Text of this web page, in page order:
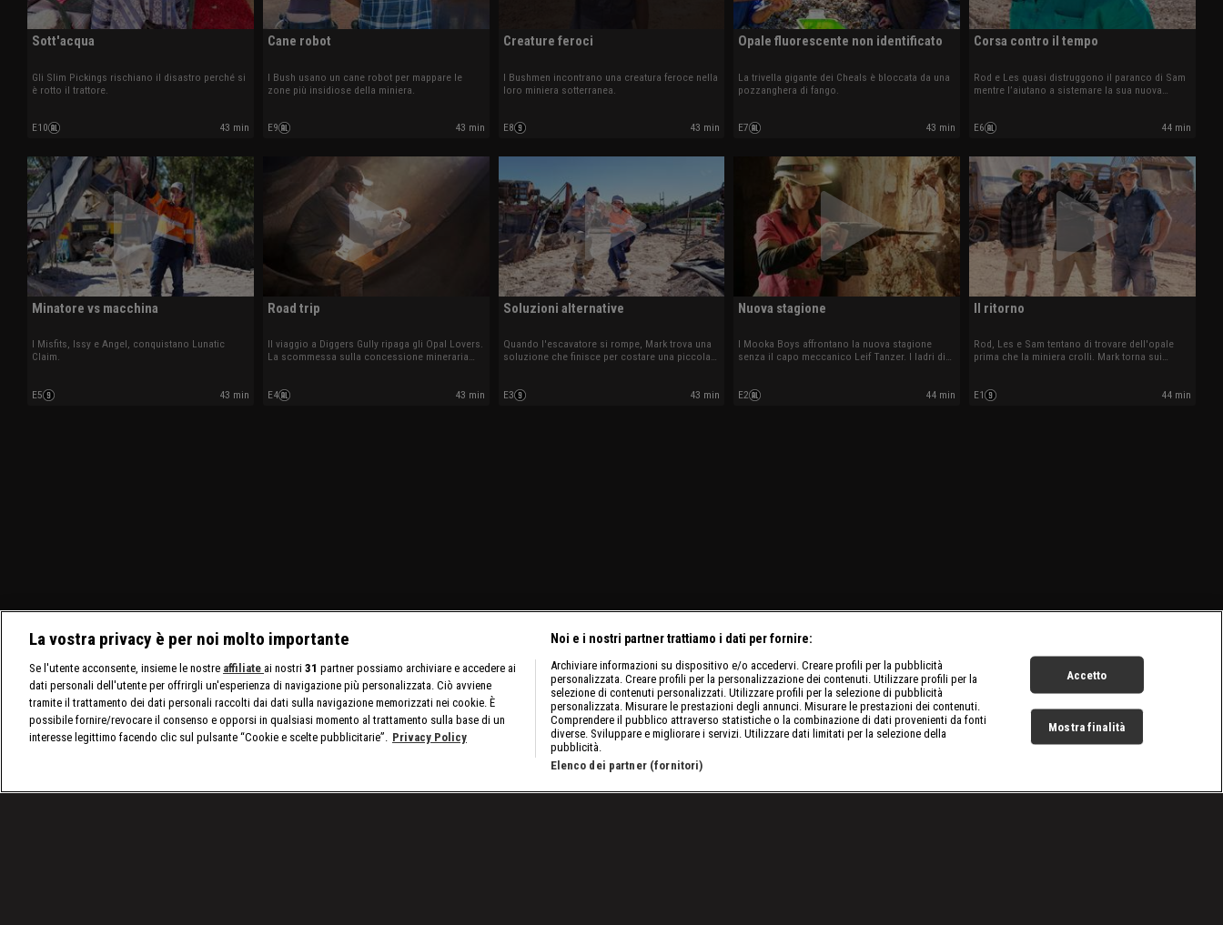
Sott'acqua
Gli Slim Pickings rischiano il disastro perché si
è rotto il trattore.
E10 43 min
Cane robot
I Bush usano un cane robot per mappare le
zone più insidiose della miniera.
E9 43 min
Creature feroci
I Bushmen incontrano una creatura feroce nella
loro miniera sotterranea.
E8 43 min
Opale fluorescente non identificato
La trivella gigante dei Cheals è bloccata da una
pozzanghera di fango.
E7 43 min
Corsa contro il tempo
Rod e Les quasi distruggono il paranco di Sam
mentre l’aiutano a sistemare la sua nuova
E6
44 min
Minatore vs macchina
I Misfits, Issy e Angel, conquistano Lunatic
Claim.
E5 43 min
Road trip
Il viaggio a Diggers Gully ripaga gli Opal Lovers.
La scommessa sulla concessione mineraria
E4
43 min
Soluzioni alternative
Quando l'escavatore si rompe, Mark trova una
soluzione che finisce per costare una piccola
E3
43 min
Nuova stagione
I Mooka Boys affrontano la nuova stagione
senza il capo meccanico Leif Tanzer. I ladri di
E2
44 min
Il ritorno
Rod, Les e Sam tentano di trovare dell'opale
prima che la miniera crolli. Mark torna sui
E1
44 min
La vostra privacy è per noi molto importante
Se l'utente acconsente, insieme le nostre affiliate ai nostri 31 partner possiamo archiviare e accedere ai
dati personali dell'utente per offrirgli un'esperienza di navigazione più personalizzata. Ciò avviene
tramite il trattamento dei dati personali raccolti dai dati sulla navigazione memorizzati nei cookie. È
possibile fornire/revocare il consenso e opporsi in qualsiasi momento al trattamento sulla base di un
interesse legittimo facendo clic sul pulsante “Cookie e scelte pubblicitarie”. Privacy Policy
Noi e i nostri partner trattiamo i dati per fornire:
Archiviare informazioni su dispositivo e/o accedervi. Creare profili per la pubblicità
personalizzata. Creare profili per la personalizzazione dei contenuti. Utilizzare profili per la
selezione di contenuti personalizzati. Utilizzare profili per la selezione di pubblicità
personalizzata. Misurare le prestazioni degli annunci. Misurare le prestazioni dei contenuti.
Comprendere il pubblico attraverso statistiche o la combinazione di dati provenienti da fonti
diverse. Sviluppare e migliorare i servizi. Utilizzare dati limitati per la selezione della
pubblicità.
Elenco dei partner (fornitori)
Accetto
Mostra finalità